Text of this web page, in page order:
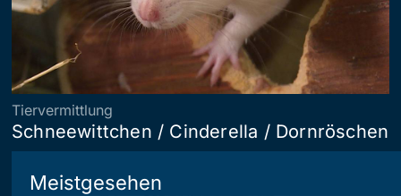
Tiervermittlung
Schneewittchen / Cinderella / Dornröschen
Meistgesehen